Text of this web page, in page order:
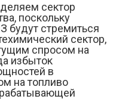
сектор
поскольку
будут стремиться
сектор,
спросом на
избыток
в
на топливо